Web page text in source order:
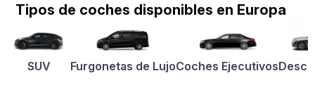
Tipos de coches disponibles en Europa
SUV Furgonetas de LujoCoches Ejecutivos